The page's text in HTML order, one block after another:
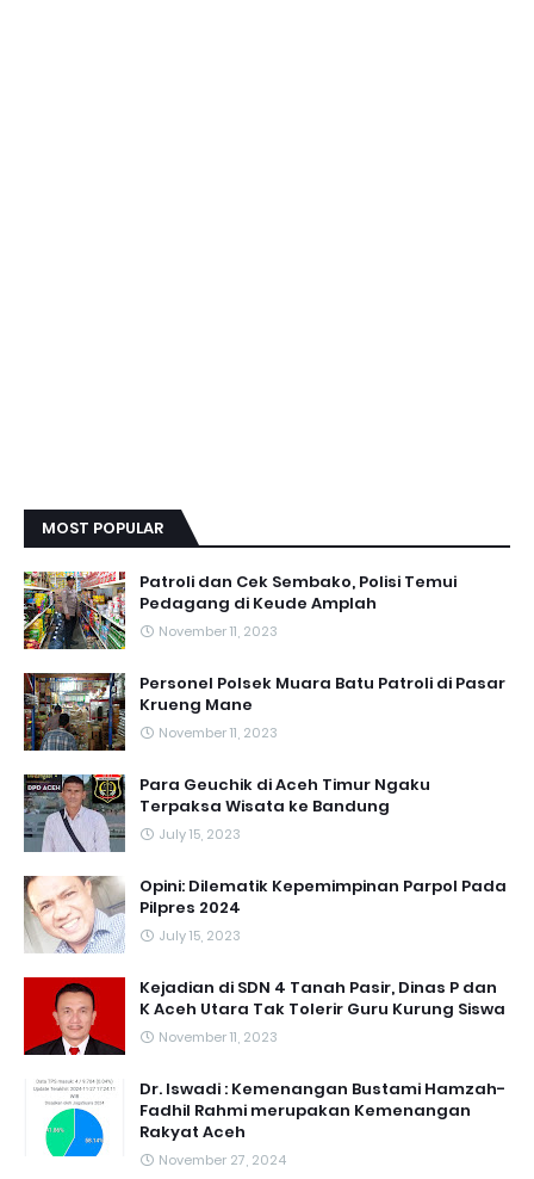
MOST POPULAR
Patroli dan Cek Sembako, Polisi Temui
Pedagang di Keude Amplah
November 11, 2023
Personel Polsek Muara Batu Patroli di Pasar
Krueng Mane
November 11, 2023
Para Geuchik di Aceh Timur Ngaku
Terpaksa Wisata ke Bandung
July 15, 2023
Opini: Dilematik Kepemimpinan Parpol Pada
Pilpres 2024
July 15, 2023
Kejadian di SDN 4 Tanah Pasir, Dinas P dan
K Aceh Utara Tak Tolerir Guru Kurung Siswa
November 11, 2023
Dr. Iswadi : Kemenangan Bustami Hamzah-
Fadhil Rahmi merupakan Kemenangan
Rakyat Aceh
November 27, 2024